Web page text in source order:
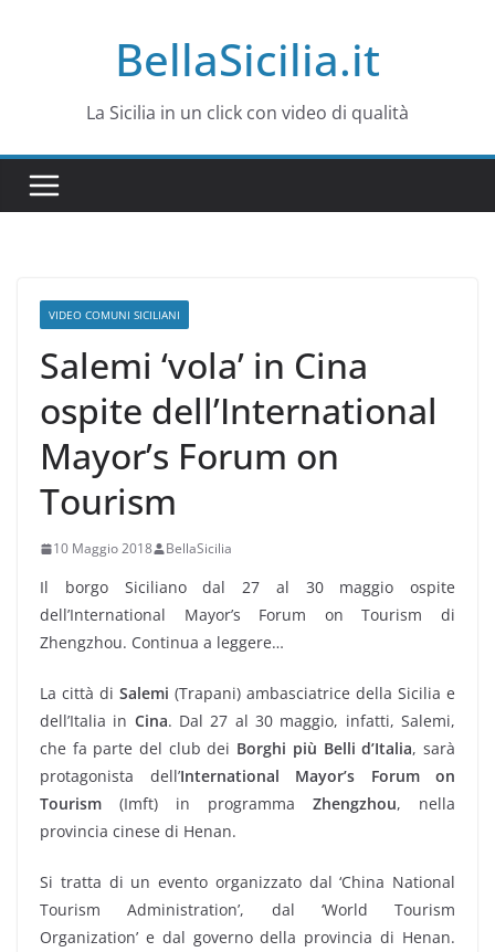
BellaSicilia.it
La Sicilia in un click con video di qualità
VIDEO COMUNI SICILIANI
Salemi ‘vola’ in Cina
ospite dell’International
Mayor’s Forum on
Tourism
10 Maggio 2018 BellaSicilia
Il borgo Siciliano dal 27 al 30 maggio ospite
dell’International Mayor’s Forum on Tourism di
Zhengzhou. Continua a leggere…
La città di Salemi (Trapani) ambasciatrice della Sicilia e
dell’Italia in Cina. Dal 27 al 30 maggio, infatti, Salemi,
che fa parte del club dei Borghi più Belli d’Italia, sarà
protagonista dell’International Mayor’s Forum on
Tourism (Imft) in programma Zhengzhou, nella
provincia cinese di Henan.
Si tratta di un evento organizzato dal ‘China National
Tourism Administration’, dal ‘World Tourism
Organization’ e dal governo della provincia di Henan.